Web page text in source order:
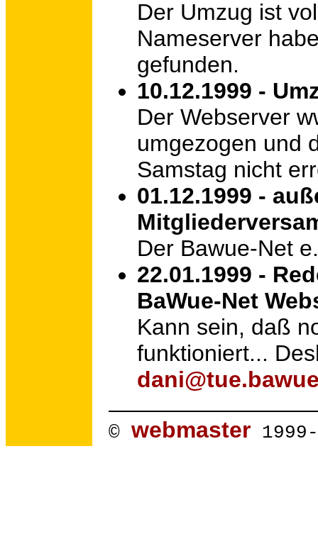
Der Umzug ist
Nameserver
gefunden.
10.12.1999 -
Der Webserver
umgezogen und
Samstag nicht
01.12.1999 -
Der Bawue-Net
22.01.1999 -
BaWue-Net
Kann sein, daß
funktioniert...
© webmaster 1999-